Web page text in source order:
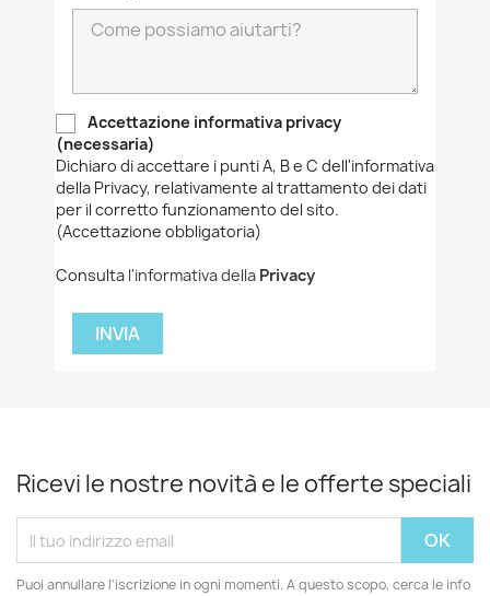
Accettazione informativa privacy
(necessaria)
Dichiaro di accettare i punti A, B e C dell'informativa
della Privacy, relativamente al trattamento dei dati
per il corretto funzionamento del sito.
(Accettazione obbligatoria)
Consulta l'informativa della Privacy
Ricevi le nostre novità e le offerte speciali
Puoi annullare l'iscrizione in ogni momenti. A questo scopo, cerca le info